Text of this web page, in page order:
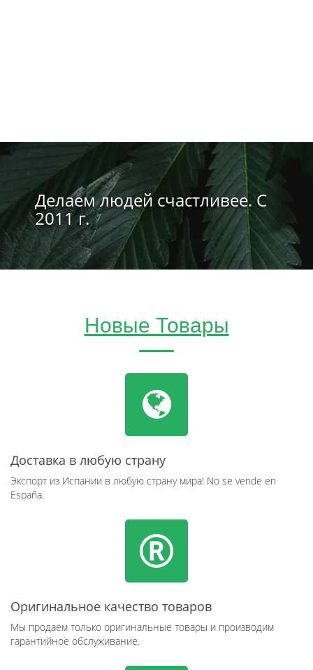
Делаем людей счастливее. С
2011 г.
Новые Товары
Доставка в любую страну
Экспорт из Испании в любую страну мира! No se vende en
España.
Оригинальное качество товаров
Мы продаем только оригинальные товары и производим
гарантийное обслуживание.